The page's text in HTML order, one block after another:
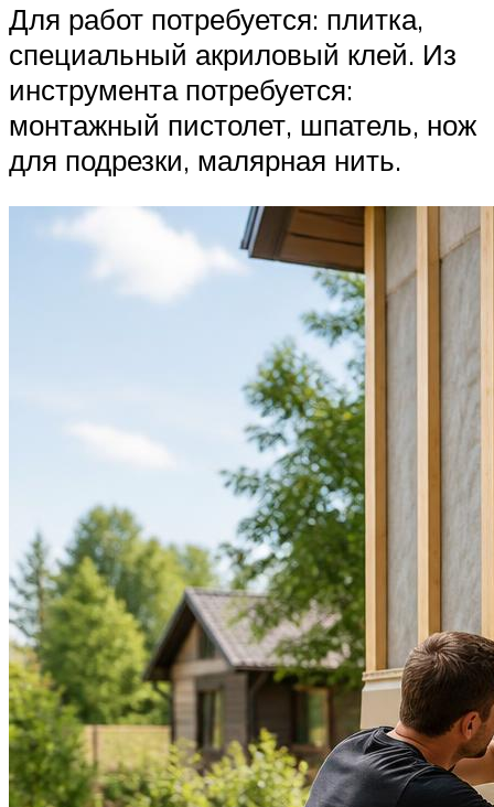
Для работ потребуется: плитка,
специальный акриловый клей. Из
инструмента потребуется:
монтажный пистолет, шпатель, нож
для подрезки, малярная нить.